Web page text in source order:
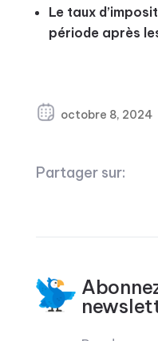
Le taux
période après
octobre 8, 2024
Partager sur: